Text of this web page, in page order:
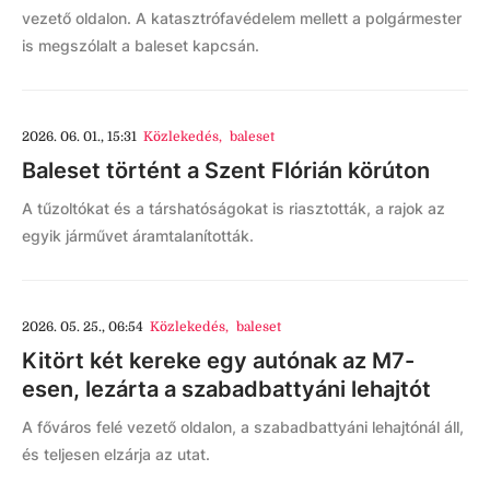
vezető oldalon. A katasztrófavédelem mellett a polgármester
is megszólalt a baleset kapcsán.
2026. 06. 01., 15:31 Közlekedés, baleset
Baleset történt a Szent Flórián körúton
A tűzoltókat és a társhatóságokat is riasztották, a rajok az
egyik járművet áramtalanították.
2026. 05. 25., 06:54 Közlekedés, baleset
Kitört két kereke egy autónak az M7-
esen, lezárta a szabadbattyáni lehajtót
A főváros felé vezető oldalon, a szabadbattyáni lehajtónál áll,
és teljesen elzárja az utat.